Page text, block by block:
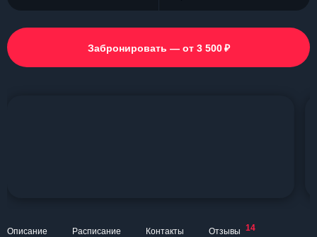
Забронировать — от 3 500 ₽
Описание Расписание Контакты Отзывы 14